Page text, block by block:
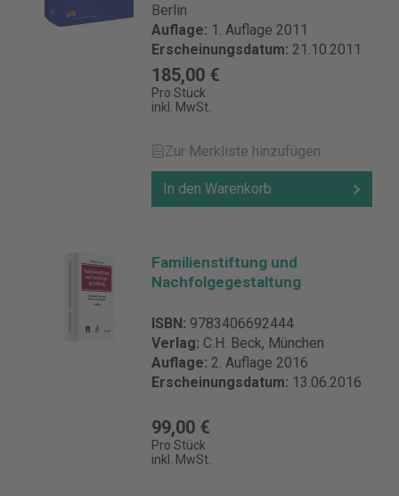
Berlin
Auflage: 1. Auflage 2011
Erscheinungsdatum: 21.10.2011
185,00 €
Pro Stück
inkl. MwSt.
Zur Merkliste hinzufügen
In den Warenkorb
Familienstiftung und
Nachfolgegestaltung
ISBN: 9783406692444
Verlag: C.H. Beck, München
Auflage: 2. Auflage 2016
Erscheinungsdatum: 13.06.2016
99,00 €
Pro Stück
inkl. MwSt.